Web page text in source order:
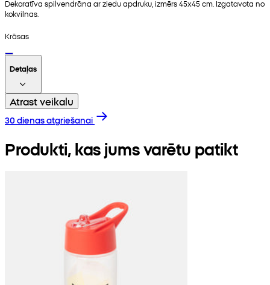
Dekoratīva spilvendrāna ar ziedu apdruku, izmērs 45x45 cm. Izgatavota no
kokvilnas.
Krāsas
Detaļas
Atrast veikalu
30 dienas atgriešanai
Produkti, kas jums varētu patikt